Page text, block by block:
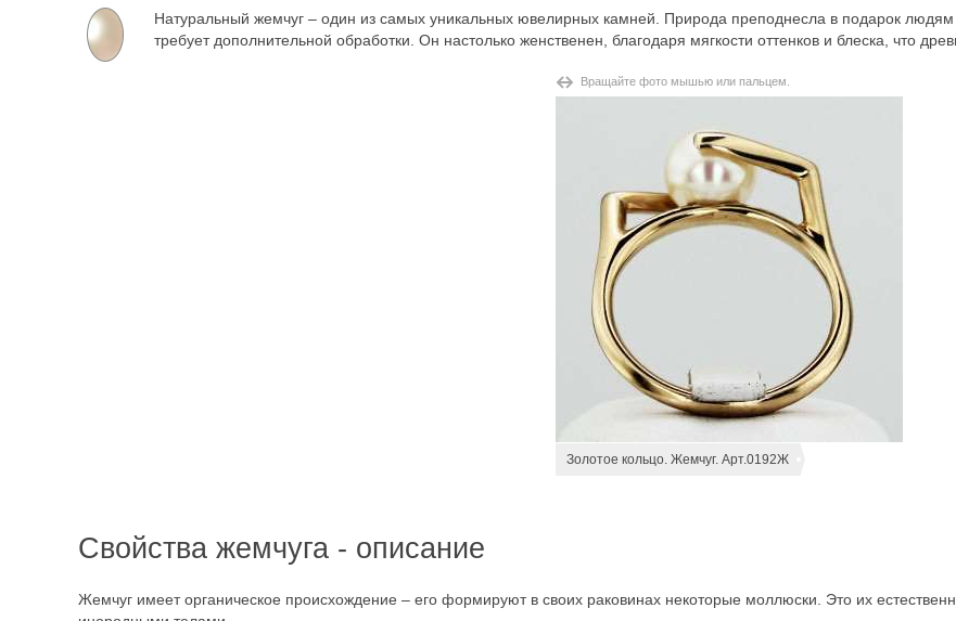
Натуральный жемчуг – один из самых уникальных ювелирных камней. Природа преподнесла в подарок людям
требует дополнительной обработки. Он настолько женственен, благодаря мягкости оттенков и блеска, что
Вращайте фото мышью или пальцем.
Золотое кольцо. Жемчуг. Арт.0192Ж
Свойства жемчуга - описание
Жемчуг имеет органическое происхождение – его формируют в своих раковинах некоторые моллюски. Это их